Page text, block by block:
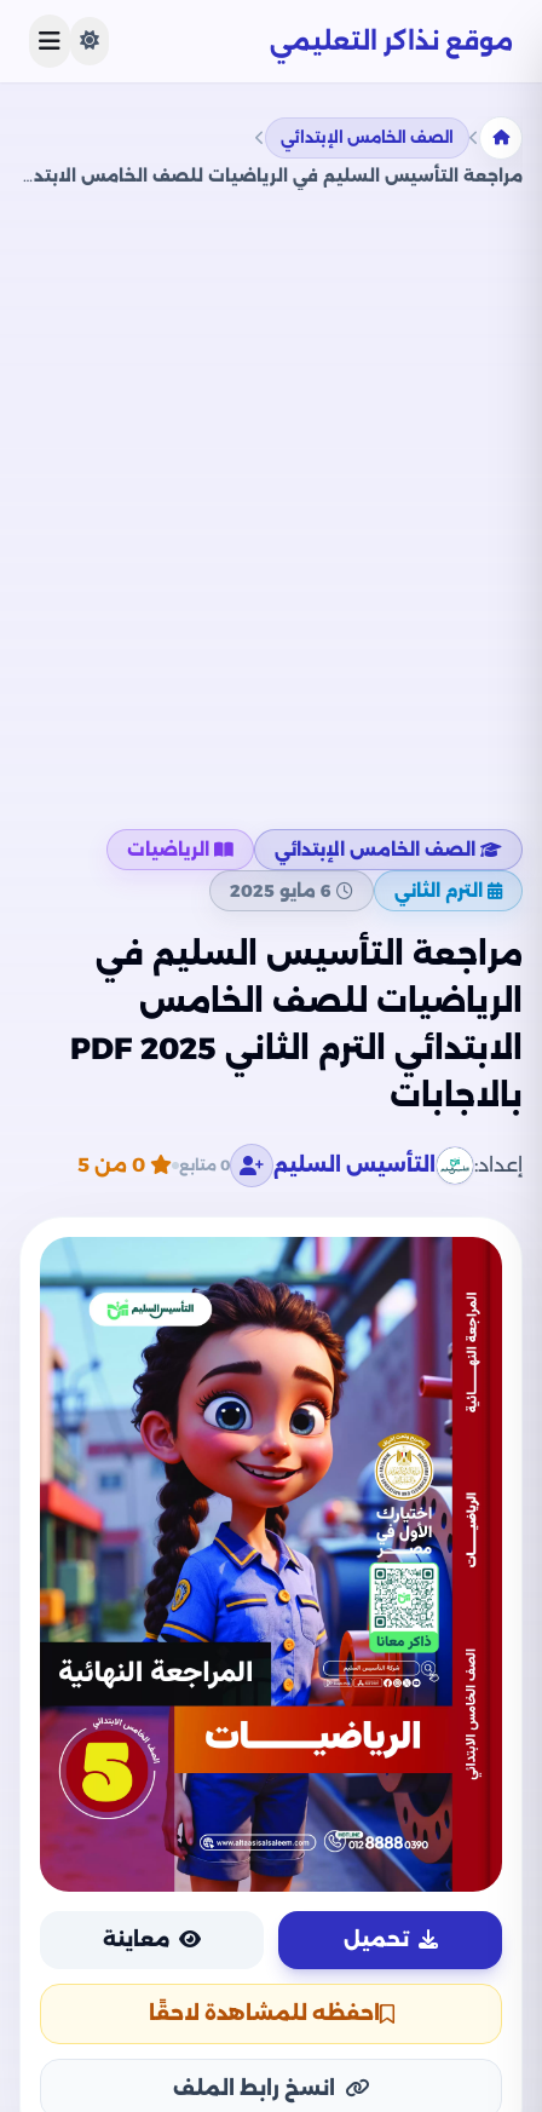
موقع نذاكر التعليمي
الصف الخامس الإبتدائي
مراجعة التأسيس السليم في الرياضيات للصف الخامس الابتدائي الترم الثاني 2025 PDF بالاجابات
الصف الخامس الإبتدائي
الرياضيات
الترم الثاني
6 مايو 2025
مراجعة التأسيس السليم في
الرياضيات للصف الخامس
الابتدائي الترم الثاني 2025 PDF
بالاجابات
إعداد: التأسيس السليم 0 متابع 0 من 5
تحميل معاينة
احفظه للمشاهدة لاحقًا
انسخ رابط الملف